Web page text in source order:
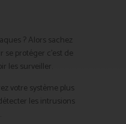
? Alors sachez
protéger c’est de
les surveiller.
votre système plus
les intrusions